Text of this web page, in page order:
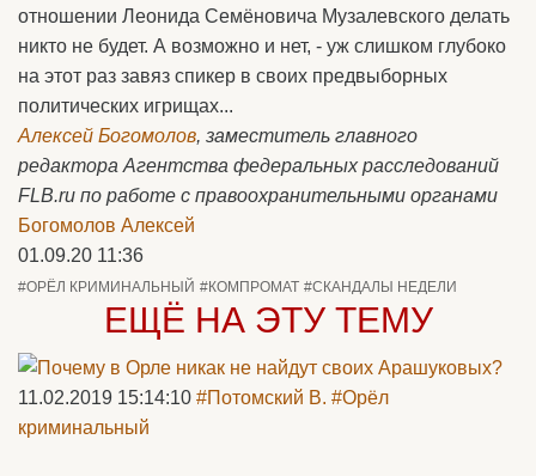
отношении Леонида Семёновича Музалевского делать
никто не будет. А возможно и нет, - уж слишком глубоко
на этот раз завяз спикер в своих предвыборных
политических игрищах...
Алексей Богомолов, заместитель главного
редактора Агентства федеральных расследований
FLB.ru по работе с правоохранительными органами
Богомолов Алексей
01.09.20 11:36
#ОРЁЛ КРИМИНАЛЬНЫЙ #КОМПРОМАТ #СКАНДАЛЫ НЕДЕЛИ
ЕЩЁ НА ЭТУ ТЕМУ
11.02.2019 15:14:10 #Потомский В. #Орёл
криминальный